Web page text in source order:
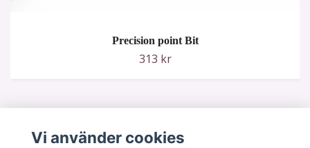
Precision point Bit
313 kr
Vi använder cookies